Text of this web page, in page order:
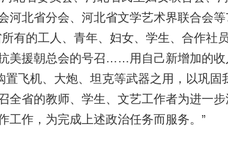
河北省分会、河北省文学艺术界联合会
有的工人、青年、妇女、学生、合作社
美援朝总会的号召……用自己新增加的收
飞机、大炮、坦克等武器之用，以巩固
省的教师、学生、文艺工作者为进一步
工作，为完成上述政治任务而服务。”